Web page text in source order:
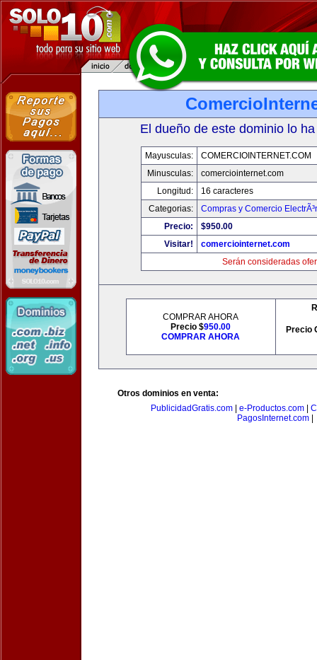
El dueño de este dominio lo
Mayusculas:
COMERCIOINTERNET.COM
Minusculas:
comerciointernet.com
Longitud:
16 caracteres
Categorias:
Compras y Comercio
Precio:
$950.00
Visitar!
comerciointernet.com
Serán consideradas
COMPRAR AHORA
Precio $950.00
COMPRAR AHORA
Precio
Otros dominios en venta:
PublicidadGratis.com
e-Productos.com
PagosInternet.com